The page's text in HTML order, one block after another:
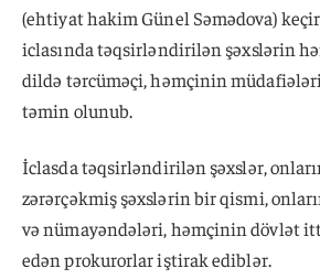
(ehtiyat hakim Günel Səmədova)
iclasında təqsirləndirilən şəxslərin
dildə tərcüməçi, həmçinin
təmin olunub.
İclasda təqsirləndirilən şəxslər,
zərərçəkmiş şəxslərin bir qismi,
və nümayəndələri, həmçinin dövlət
edən prokurorlar iştirak ediblər.